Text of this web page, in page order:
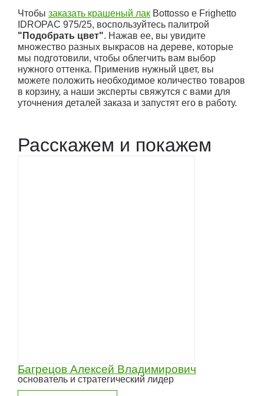
Чтобы заказать крашеный лак Bottosso e Frighetto
IDROPAC 975/25, воспользуйтесь палитрой
"Подобрать цвет". Нажав ее, вы увидите
множество разных выкрасов на дереве, которые
мы подготовили, чтобы облегчить вам выбор
нужного оттенка. Применив нужный цвет, вы
можете положить необходимое количество товаров
в корзину, а наши эксперты свяжутся с вами для
уточнения деталей заказа и запустят его в работу.
Расскажем и покажем
Багрецов Алексей Владимирович
основатель и стратегический лидер